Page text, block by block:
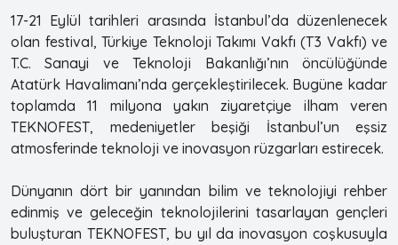
17-21 Eylül tarihleri arasında İstanbul’da düzenlenecek
olan festival, Türkiye Teknoloji Takımı Vakfı (T3 Vakfı) ve
T.C. Sanayi ve Teknoloji Bakanlığı’nın öncülüğünde
Atatürk Havalimanı’nda gerçekleştirilecek. Bugüne kadar
toplamda 11 milyona yakın ziyaretçiye ilham veren
TEKNOFEST, medeniyetler beşiği İstanbul’un eşsiz
atmosferinde teknoloji ve inovasyon rüzgarları estirecek.
Dünyanın dört bir yanından bilim ve teknolojiyi rehber
edinmiş ve geleceğin teknolojilerini tasarlayan gençleri
buluşturan TEKNOFEST, bu yıl da inovasyon coşkusuyla